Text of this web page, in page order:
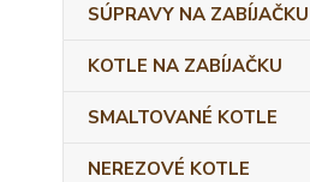
SÚPRAVY NA ZABÍJAČKU
KOTLE NA ZABÍJAČKU
SMALTOVANÉ KOTLE
NEREZOVÉ KOTLE